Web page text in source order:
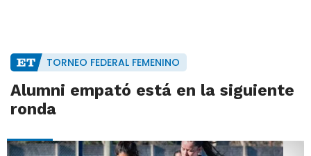
TORNEO FEDERAL FEMENINO
Alumni empató está en la siguiente
ronda